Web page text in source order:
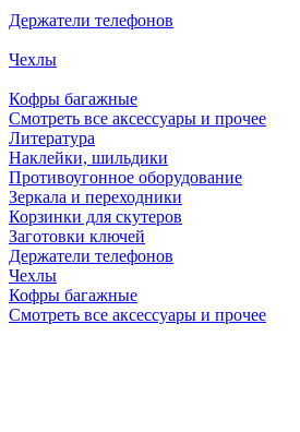
Держатели телефонов
Чехлы
Кофры багажные
Смотреть все аксессуары и прочее
Литература
Наклейки, шильдики
Противоугонное оборудование
Зеркала и переходники
Корзинки для скутеров
Заготовки ключей
Держатели телефонов
Чехлы
Кофры багажные
Смотреть все аксессуары и прочее